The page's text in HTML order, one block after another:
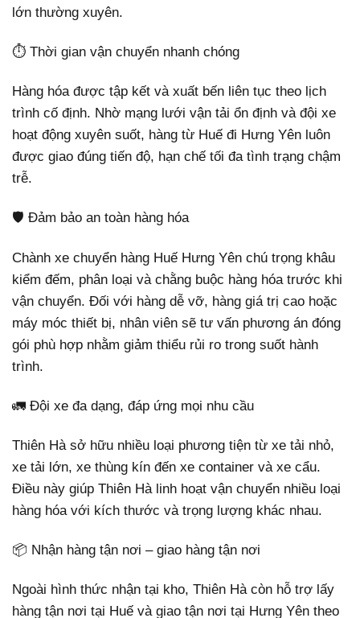
lớn thường xuyên.
⏱️ Thời gian vận chuyển nhanh chóng
Hàng hóa được tập kết và xuất bến liên tục theo lịch
trình cố định. Nhờ mạng lưới vận tải ổn định và đội xe
hoạt động xuyên suốt, hàng từ Huế đi Hưng Yên luôn
được giao đúng tiến độ, hạn chế tối đa tình trạng chậm
trễ.
🛡️ Đảm bảo an toàn hàng hóa
Chành xe chuyển hàng Huế Hưng Yên chú trọng khâu
kiểm đếm, phân loại và chằng buộc hàng hóa trước khi
vận chuyển. Đối với hàng dễ vỡ, hàng giá trị cao hoặc
máy móc thiết bị, nhân viên sẽ tư vấn phương án đóng
gói phù hợp nhằm giảm thiểu rủi ro trong suốt hành
trình.
🚛 Đội xe đa dạng, đáp ứng mọi nhu cầu
Thiên Hà sở hữu nhiều loại phương tiện từ xe tải nhỏ,
xe tải lớn, xe thùng kín đến xe container và xe cẩu.
Điều này giúp Thiên Hà linh hoạt vận chuyển nhiều loại
hàng hóa với kích thước và trọng lượng khác nhau.
📦 Nhận hàng tận nơi – giao hàng tận nơi
Ngoài hình thức nhận tại kho, Thiên Hà còn hỗ trợ lấy
hàng tận nơi tại Huế và giao tận nơi tại Hưng Yên theo